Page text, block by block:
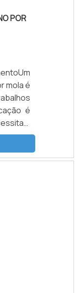
POR
mola é
é
ou
na
haja a
no